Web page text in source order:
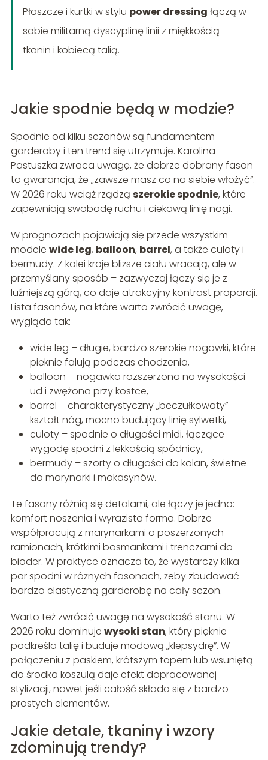
Płaszcze i kurtki w stylu power dressing łączą w
sobie militarną dyscyplinę linii z miękkością
tkanin i kobiecą talią.
Jakie spodnie będą w modzie?
Spodnie od kilku sezonów są fundamentem
garderoby i ten trend się utrzymuje. Karolina
Pastuszka zwraca uwagę, że dobrze dobrany fason
to gwarancja, że „zawsze masz co na siebie włożyć”.
W 2026 roku wciąż rządzą szerokie spodnie, które
zapewniają swobodę ruchu i ciekawą linię nogi.
W prognozach pojawiają się przede wszystkim
modele wide leg, balloon, barrel, a także culoty i
bermudy. Z kolei kroje bliższe ciału wracają, ale w
przemyślany sposób – zazwyczaj łączy się je z
luźniejszą górą, co daje atrakcyjny kontrast proporcji.
Lista fasonów, na które warto zwrócić uwagę,
wygląda tak:
wide leg – długie, bardzo szerokie nogawki, które
pięknie falują podczas chodzenia,
balloon – nogawka rozszerzona na wysokości
ud i zwężona przy kostce,
barrel – charakterystyczny „beczułkowaty”
kształt nóg, mocno budujący linię sylwetki,
culoty – spodnie o długości midi, łączące
wygodę spodni z lekkością spódnicy,
bermudy – szorty o długości do kolan, świetne
do marynarki i mokasynów.
Te fasony różnią się detalami, ale łączy je jedno:
komfort noszenia i wyrazista forma. Dobrze
współpracują z marynarkami o poszerzonych
ramionach, krótkimi bosmankami i trenczami do
bioder. W praktyce oznacza to, że wystarczy kilka
par spodni w różnych fasonach, żeby zbudować
bardzo elastyczną garderobę na cały sezon.
Warto też zwrócić uwagę na wysokość stanu. W
2026 roku dominuje wysoki stan, który pięknie
podkreśla talię i buduje modową „klepsydrę”. W
połączeniu z paskiem, krótszym topem lub wsuniętą
do środka koszulą daje efekt dopracowanej
stylizacji, nawet jeśli całość składa się z bardzo
prostych elementów.
Jakie detale, tkaniny i wzory
zdominują trendy?